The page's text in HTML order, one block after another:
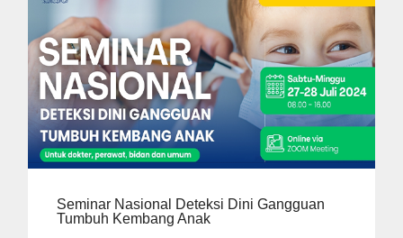
Seminar Nasional Deteksi Dini Gangguan
Tumbuh Kembang Anak